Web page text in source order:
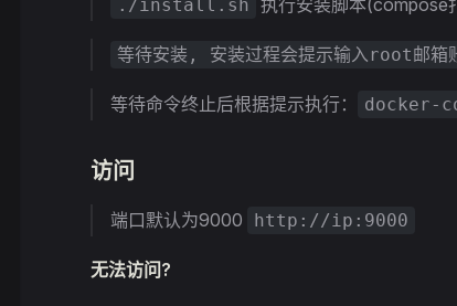
./install.sh 执行安装脚本(compose
等待安装, 安装过程会提示输入root邮箱
等待命令终止后根据提示执行： docker-
访问
端口默认为9000 http://ip:9000
无法访问?